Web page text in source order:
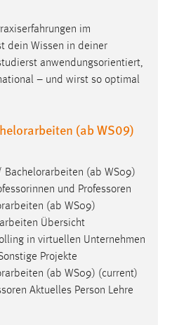
im
dein Wissen in deiner
anwendungsorientiert,
– und wirst so optimal
(ab WS09)
Bachelorarbeiten (ab WS09)
und Professoren
(ab WS09)
Übersicht
in virtuellen Unternehmen
Projekte
(ab WS09) (current)
Aktuelles Person Lehre